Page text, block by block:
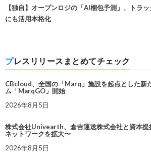
【独自】オープンロジの「AI梱包予測」、トラ
にも活用本格化
プレスリリースまとめてチェック
CBcloud、全国の「Marq」施設を起点とした新
ム「MarqGO」開始
2026年8月5日
株式会社Univearth、倉吉運送株式会社と資本提
ネットワークを拡大〜
2026年8月5日